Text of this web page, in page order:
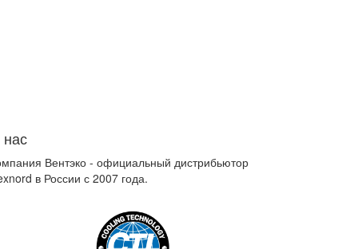
Вентэко - официальный дистрибьютор
в России с 2007 года.